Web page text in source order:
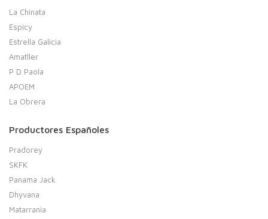
La Chinata
Espicy
Estrella Galicia
Amatller
P D Paola
APOEM
La Obrera
Productores Españoles
Pradorey
SKFK
Panama Jack
Dhyvana
Matarrania